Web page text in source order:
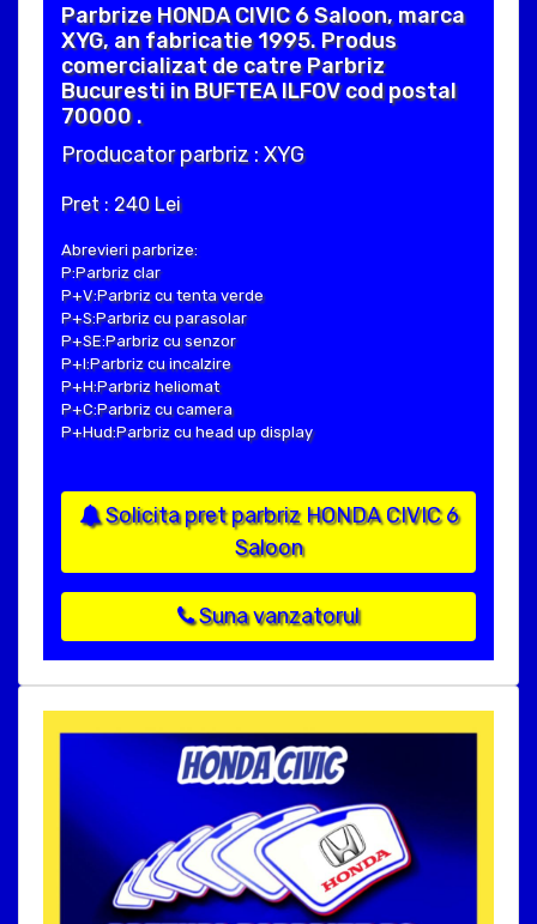
Parbrize HONDA CIVIC 6 Saloon, marca
XYG, an fabricatie 1995. Produs
comercializat de catre Parbriz
Bucuresti in BUFTEA ILFOV cod postal
70000 .
Producator parbriz : XYG
Pret : 240 Lei
Abrevieri parbrize:
P:Parbriz clar
P+V:Parbriz cu tenta verde
P+S:Parbriz cu parasolar
P+SE:Parbriz cu senzor
P+I:Parbriz cu incalzire
P+H:Parbriz heliomat
P+C:Parbriz cu camera
P+Hud:Parbriz cu head up display
Solicita pret parbriz HONDA CIVIC 6
Saloon
Suna vanzatorul